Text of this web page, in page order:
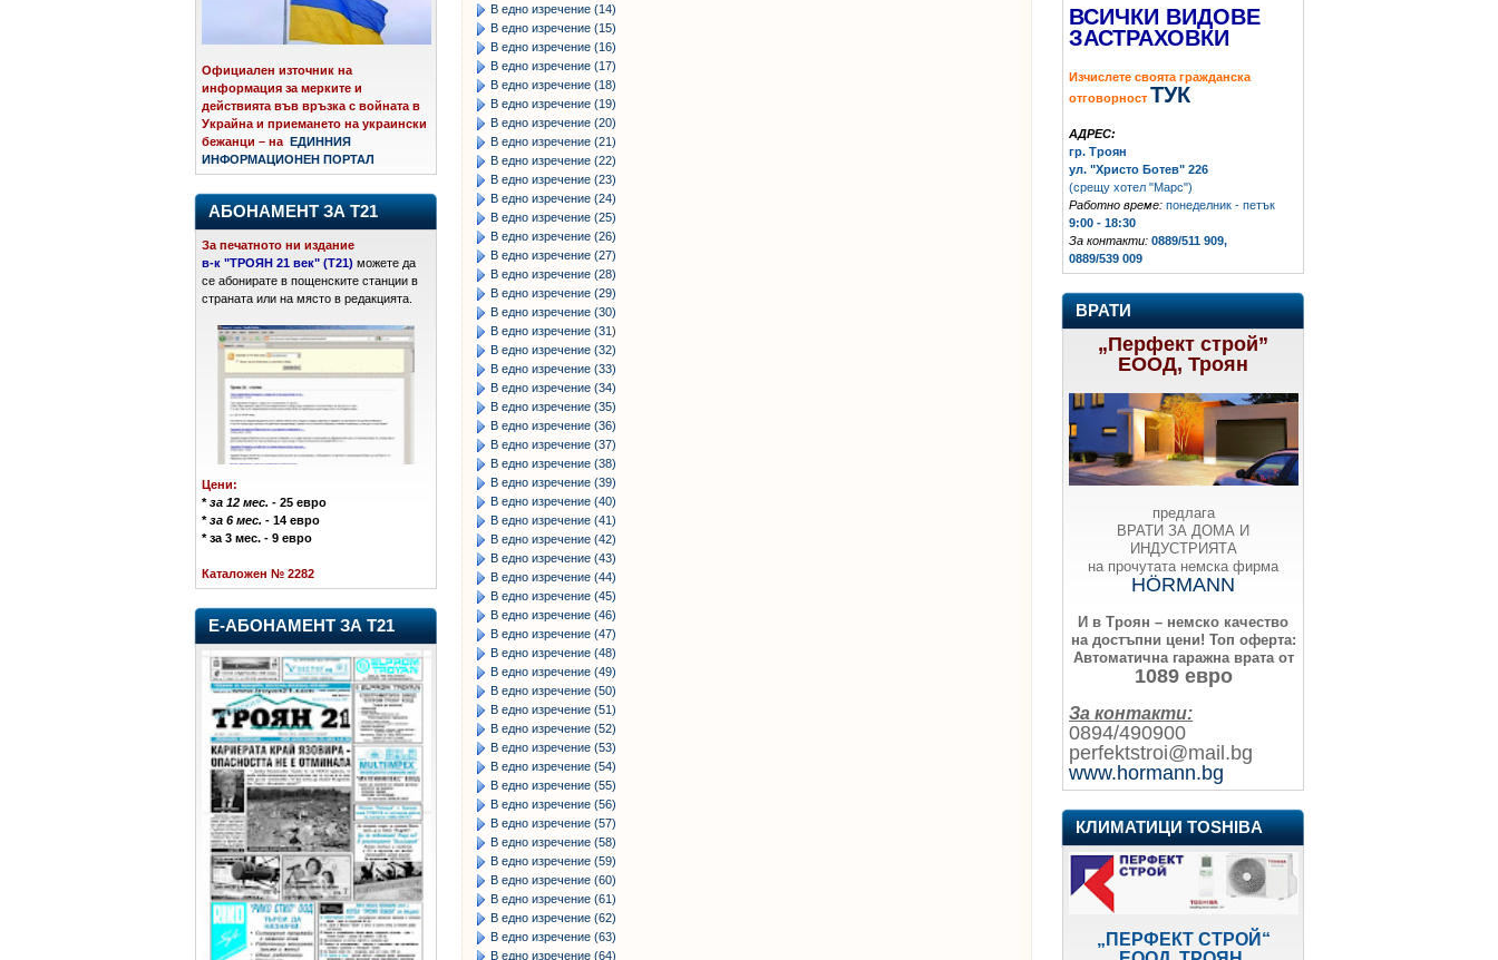
Официален източник на
информация за мерките и
действията във връзка с войната в
Украйна и приемането на украински
бежанци – на
ЕДИННИЯ
ИНФОРМАЦИОНЕН ПОРТАЛ
АБОНАМЕНТ ЗА Т21
За печатното ни издание
в-к "ТРОЯН 21 век" (Т21) можете да
се абонирате в пощенските станции в
страната или на място в редакцията.
Цени:
*за 12 мес. - 25 евро
*за 6 мес. - 14 евро
* за 3 мес. - 9 евро
Каталожен № 2282
Е-АБОНАМЕНТ ЗА Т21
В едно изречение (14)
В едно изречение (15)
В едно изречение (16)
В едно изречение (17)
В едно изречение (18)
В едно изречение (19)
В едно изречение (20)
В едно изречение (21)
В едно изречение (22)
В едно изречение (23)
В едно изречение (24)
В едно изречение (25)
В едно изречение (26)
В едно изречение (27)
В едно изречение (28)
В едно изречение (29)
В едно изречение (30)
В едно изречение (31)
В едно изречение (32)
В едно изречение (33)
В едно изречение (34)
В едно изречение (35)
В едно изречение (36)
В едно изречение (37)
В едно изречение (38)
В едно изречение (39)
В едно изречение (40)
В едно изречение (41)
В едно изречение (42)
В едно изречение (43)
В едно изречение (44)
В едно изречение (45)
В едно изречение (46)
В едно изречение (47)
В едно изречение (48)
В едно изречение (49)
В едно изречение (50)
В едно изречение (51)
В едно изречение (52)
В едно изречение (53)
В едно изречение (54)
В едно изречение (55)
В едно изречение (56)
В едно изречение (57)
В едно изречение (58)
В едно изречение (59)
В едно изречение (60)
В едно изречение (61)
В едно изречение (62)
В едно изречение (63)
В едно изречение (64)
ВСИЧКИ ВИДОВЕ
ЗАСТРАХОВКИ
Изчислете своята гражданска
отговорност ТУК
АДРЕС:
гр. Троян
ул. "Христо Ботев" 226
(срещу хотел "Марс")
Работно време: понеделник - петък
9:00 - 18:30
За контакти: 0889/511 909,
0889/539 009
ВРАТИ
„Перфект строй”
ЕООД, Троян
предлага
ВРАТИ ЗА ДОМА И
ИНДУСТРИЯТА
на прочутата немска фирма
HÖRMANN
И в Троян – немско качество
на достъпни цени! Топ оферта:
Автоматична гаражна врата от
1089 евро
За контакти:
0894/490900
perfektstroi@mail.bg
www.hormann.bg
КЛИМАТИЦИ TOSHIBA
„ПЕРФЕКТ СТРОЙ“